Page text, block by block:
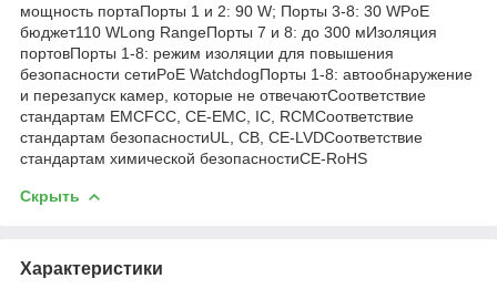
мощность портаПорты 1 и 2: 90 W; Порты 3-8: 30 WPoE
бюджет110 WLong RangeПорты 7 и 8: до 300 мИзоляция
портовПорты 1-8: режим изоляции для повышения
безопасности сетиPoE WatchdogПорты 1-8: автообнаружение
и перезапуск камер, которые не отвечаютСоответствие
стандартам EMCFCC, CE-EMC, IC, RCMСоответствие
стандартам безопасностиUL, CB, CE-LVDСоответствие
стандартам химической безопасностиCE-RoHS
Скрыть
Характеристики